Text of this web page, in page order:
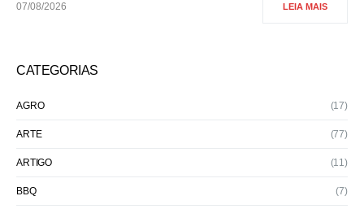
07/08/2026 LEIA MAIS
CATEGORIAS
AGRO (17)
ARTE (77)
ARTIGO (11)
BBQ (7)